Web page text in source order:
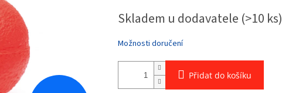
cena:
Skladem u dodavatele (>10 ks)
Možnosti doručení
Přidat do košíku